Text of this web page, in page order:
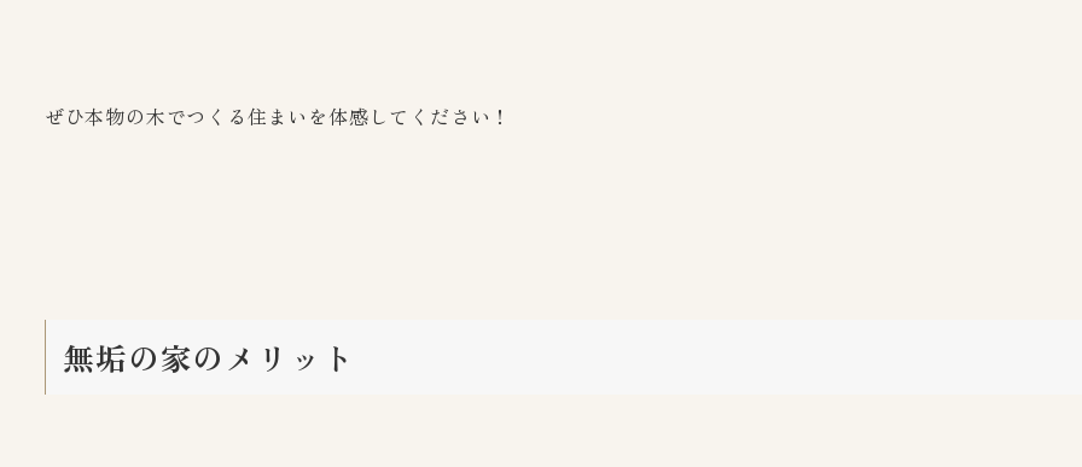
ぜひ本物の木でつくる住まいを体感してください！
無垢の家のメリット